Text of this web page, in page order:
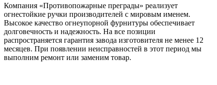
Компания «Противопожарные преграды» реализует
огнестойкие ручки производителей с мировым именем.
Высокое качество огнеупорной фурнитуры обеспечивает
долговечность и надежность. На все позиции
распространяется гарантия завода изготовителя не менее 12
месяцев. При появлении неисправностей в этот период мы
выполним ремонт или заменим товар.